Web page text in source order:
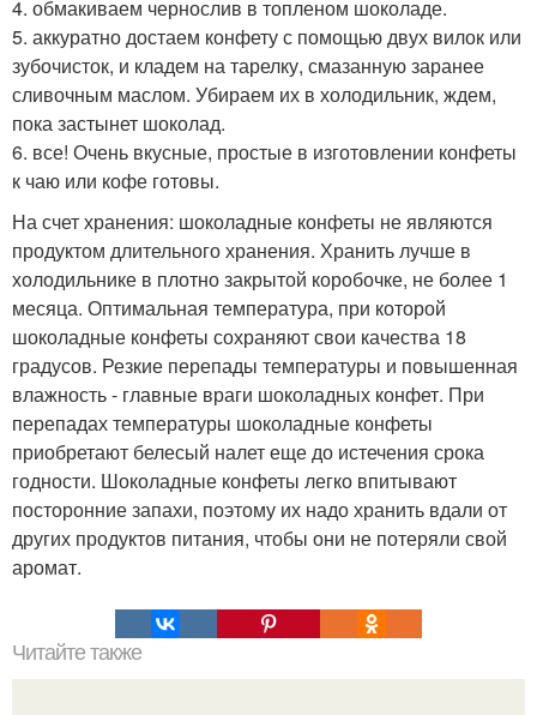
4. обмакиваем чернослив в топленом шоколаде.
5. аккуратно достаем конфету с помощью двух вилок или
зубочисток, и кладем на тарелку, смазанную заранее
сливочным маслом. Убираем их в холодильник, ждем,
пока застынет шоколад.
6. все! Очень вкусные, простые в изготовлении конфеты
к чаю или кофе готовы.
На счет хранения: шоколадные конфеты не являются
продуктом длительного хранения. Хранить лучше в
холодильнике в плотно закрытой коробочке, не более 1
месяца. Оптимальная температура, при которой
шоколадные конфеты сохраняют свои качества 18
градусов. Резкие перепады температуры и повышенная
влажность - главные враги шоколадных конфет. При
перепадах температуры шоколадные конфеты
приобретают белесый налет еще до истечения срока
годности. Шоколадные конфеты легко впитывают
посторонние запахи, поэтому их надо хранить вдали от
других продуктов питания, чтобы они не потеряли свой
аромат.
Читайте также